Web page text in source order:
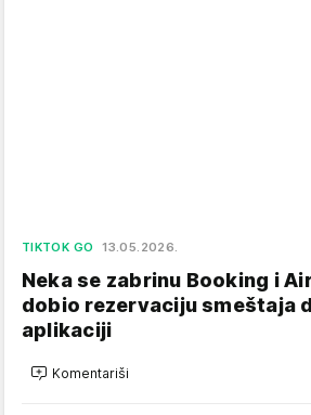
TIKTOK GO 13.05.2026.
Neka se zabrinu Booking i
dobio rezervaciju smeštaja
aplikaciji
Komentariši